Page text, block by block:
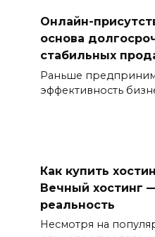
Онлайн-
основа
стабильных
Раньше
эффективность
Как купить
Вечный хостинг
реальность
Несмотря на